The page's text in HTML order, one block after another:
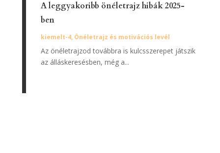
A leggyakoribb önéletrajz hibák 2025-
ben
kiemelt-4, Önéletrajz és motivációs levél
Az önéletrajzod továbbra is kulcsszerepet játszik
az álláskeresésben, még a...